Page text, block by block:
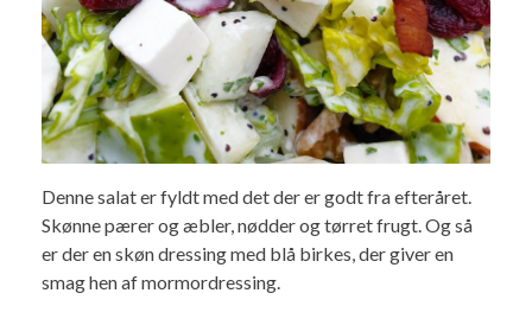
Denne salat er fyldt med det der er godt fra efteråret.
Skønne pærer og æbler, nødder og tørret frugt. Og så
er der en skøn dressing med blå birkes, der giver en
smag hen af mormordressing.